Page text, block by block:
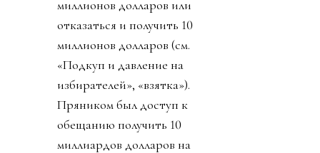
миллионов долларов или
отказаться и получить 10
миллионов долларов (см.
«Подкуп и давление на
избирателей», «взятка»).
Пряником был доступ к
обещанию получить 10
миллиардов долларов на